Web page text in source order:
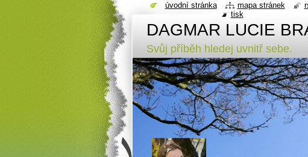
DAGMAR LUCIE
Svůj příběh hledej uvnitř sebe.
úvodní stránka mapa stránek
tisk